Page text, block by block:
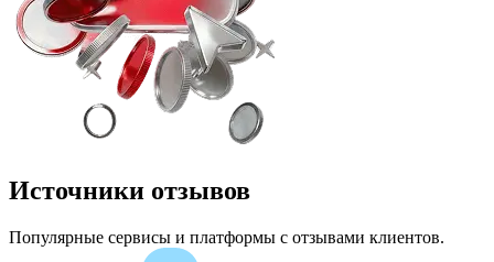
Источники отзывов
Популярные сервисы и платформы с отзывами клиентов.